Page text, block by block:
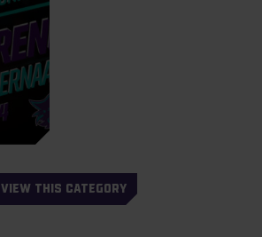
VIEW THIS CATEGORY